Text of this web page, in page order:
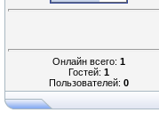
Онлайн всего: 1
Гостей: 1
Пользователей: 0